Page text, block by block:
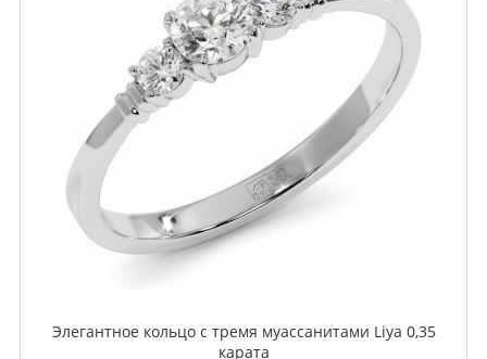
Элегантное кольцо с тремя муассанитами Liya 0,35
карата